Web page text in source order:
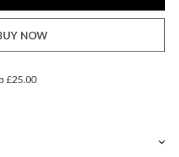
NOW
£25.00